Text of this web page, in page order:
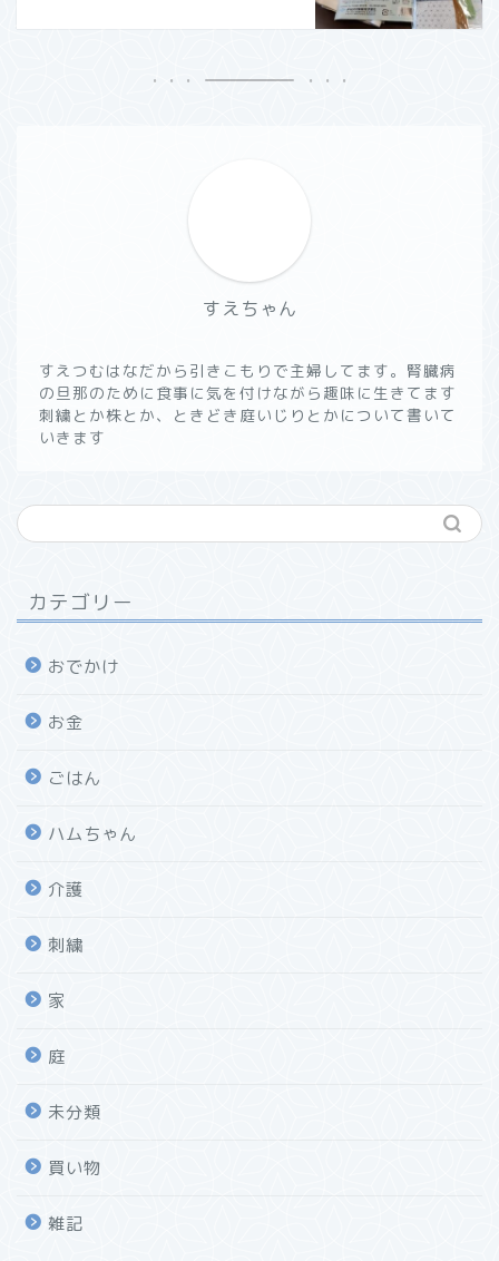
すえちゃん
すえつむはなだから引きこもりで主婦してます。腎臓病
の旦那のために食事に気を付けながら趣味に生きてます
刺繍とか株とか、ときどき庭いじりとかについて書いて
いきます
カテゴリー
おでかけ
お金
ごはん
ハムちゃん
介護
刺繍
家
庭
未分類
買い物
雑記